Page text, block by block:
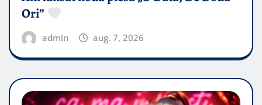
Ori”
admin aug. 7, 2026